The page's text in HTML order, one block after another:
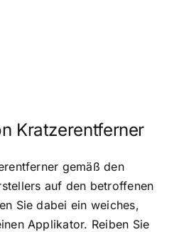
Kratzerentferner
gemäß den
auf den betroffenen
Sie dabei ein weiches,
Applikator. Reiben Sie